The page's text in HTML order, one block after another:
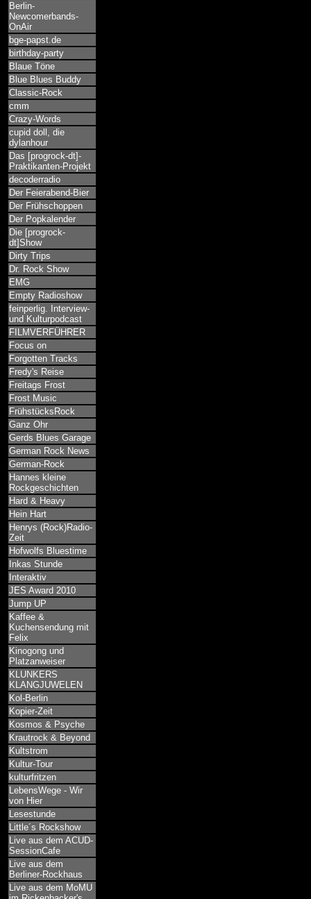
Berlin-
Newcomerbands-
OnAir
bge-papst.de
birthday-party
Blaue Töne
Blue Blues Buddy
Classic-Rock
cmm
Crazy-Words
cupid doll, die
dylanhour
Das [progrock-dt]-
Praktikanten-Projekt
decoderradio
Der Feierabend-Bier
Der Frühschoppen
Der Popkalender
Die [progrock-
dt]Show
Dirty Trips
Dr. Rock Show
EMG
Empty Radioshow
feinperlig. Interview-
und Kulturpodcast
FILMVERFÜHRER
Focus on
Forgotten Tracks
Fredy's Reise
Freitags Frost
Frost Music
FrühstücksRock
Ganz Ohr
Gerds Blues Garage
German Rock News
German-Rock
Hannes kleine
Rockgeschichten
Hard & Heavy
Hein Hart
Henrys (Rock)Radio-
Zeit
Hofwolfs Bluestime
Inkas Stunde
Interaktiv
JES Award 2010
Jump UP
Kaffee &
Kuchensendung mit
Felix
Kinogong und
Platzanweiser
KLUNKERS
KLANGJUWELEN
Kol-Berlin
Kopier-Zeit
Kosmos & Psyche
Krautrock & Beyond
Kultstrom
Kultur-Tour
kulturfritzen
LebensWege - Wir
von Hier
Lesestunde
Little´s Rockshow
Live aus dem ACUD-
SessionCafe
Live aus dem
Berliner-Rockhaus
Live aus dem MoMU